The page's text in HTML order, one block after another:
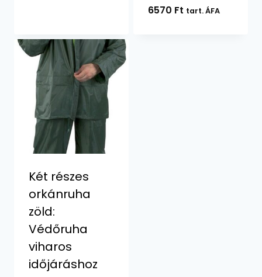
6570 Ft tart. ÁFA
Két részes
orkánruha
zöld:
Védőruha
viharos
időjáráshoz